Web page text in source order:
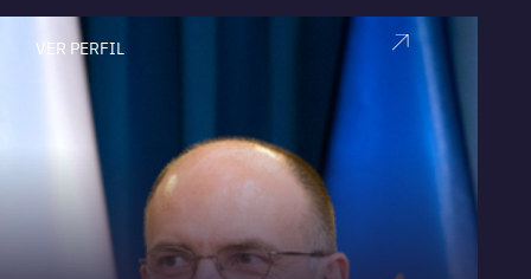
VER PERFIL